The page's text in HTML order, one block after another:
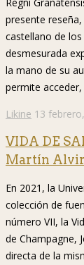
presente
castellano de
desmesurada
la mano de su
permite acceder,
Likine 13
VIDA DE
Martín
En 2021, la
colección de
número VII, la
de Champagne,
directa de la